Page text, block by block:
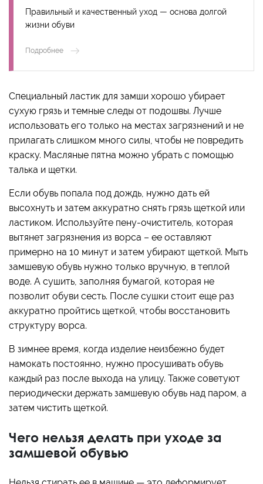
Правильный и качественный уход — основа долгой
жизни обуви
Подробнее
Специальный ластик для замши хорошо убирает
сухую грязь и темные следы от подошвы. Лучше
использовать его только на местах загрязнений и не
прилагать слишком много силы, чтобы не повредить
краску. Масляные пятна можно убрать с помощью
талька и щетки.
Если обувь попала под дождь, нужно дать ей
высохнуть и затем аккуратно снять грязь щеткой или
ластиком. Используйте пену-очиститель, которая
вытянет загрязнения из ворса – ее оставляют
примерно на 10 минут и затем убирают щеткой. Мыть
замшевую обувь нужно только вручную, в теплой
воде. А сушить, заполняя бумагой, которая не
позволит обуви сесть. После сушки стоит еще раз
аккуратно пройтись щеткой, чтобы восстановить
структуру ворса.
В зимнее время, когда изделие неизбежно будет
намокать постоянно, нужно просушивать обувь
каждый раз после выхода на улицу. Также советуют
периодически держать замшевую обувь над паром, а
затем чистить щеткой.
Чего нельзя делать при уходе за
замшевой обувью